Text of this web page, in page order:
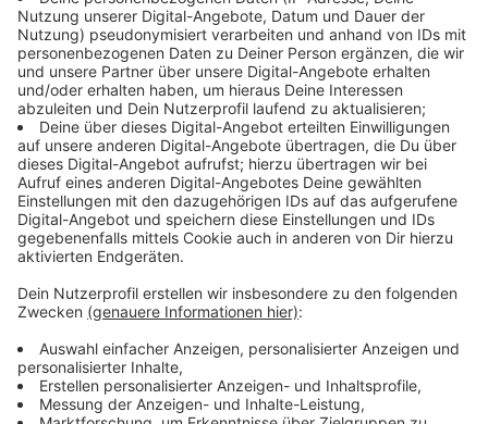
In Deutschland nähert sich die Inzidenz der Zahl von
200 und liegt heute bei 203,4. Stadt und RKI berichten
heute aber auch von einem weiteren Corona-Toten.
Seit Beginn der Pandemie im März 2020 sind damit in
Düsseldorf 966 Menschen an den Folgen einer
Corona-Infektion gestorben.
Anzeige
Weitere Infos und Links zum Thema:
Anzeige
Unsere Corona-Sonderseite
Post Covid trifft alle Altersgruppen